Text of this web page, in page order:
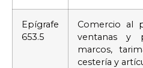
Epígrafe
653.5
Comercio al
ventanas y
marcos,
cestería y